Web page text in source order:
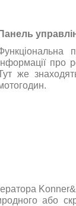
Панель
про
же
.
або